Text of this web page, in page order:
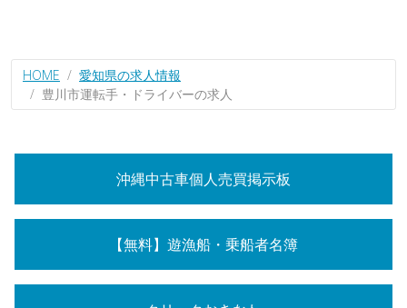
HOME
愛知県の求人情報
豊川市運転手・ドライバーの求人
沖縄中古車個人売買掲示板
【無料】遊漁船・乗船者名簿